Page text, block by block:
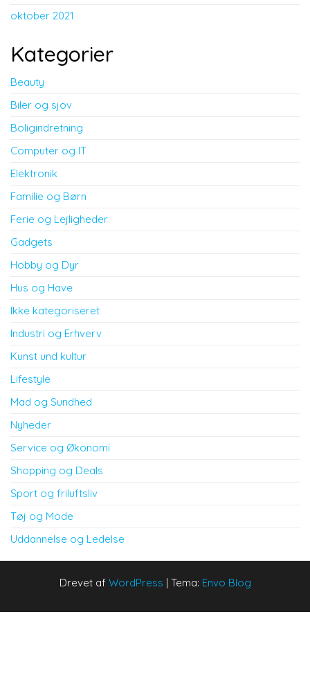
oktober 2021
Kategorier
Beauty
Biler og sjov
Boligindretning
Computer og IT
Elektronik
Familie og Børn
Ferie og Lejligheder
Gadgets
Hobby og Dyr
Hus og Have
Ikke kategoriseret
Industri og Erhverv
Kunst und kultur
Lifestyle
Mad og Sundhed
Nyheder
Service og Økonomi
Shopping og Deals
Sport og friluftsliv
Tøj og Mode
Uddannelse og Ledelse
Drevet af WordPress | Tema: Envo Blog